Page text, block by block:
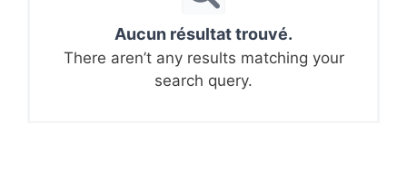
Aucun résultat trouvé.
There aren’t any results matching your
search query.